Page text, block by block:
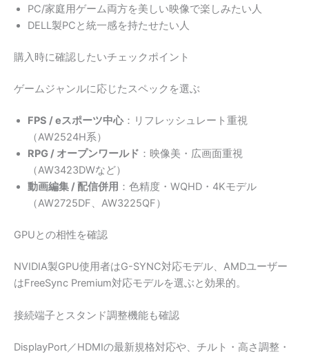
PC/家庭用ゲーム両方を美しい映像で楽しみたい人
DELL製PCと統一感を持たせたい人
購入時に確認したいチェックポイント
ゲームジャンルに応じたスペックを選ぶ
FPS / eスポーツ中心：リフレッシュレート重視
（AW2524H系）
RPG / オープンワールド ：映像美・広画面重視
（AW3423DWなど）
動画編集 / 配信併用 ：色精度・WQHD・4Kモデル
（AW2725DF、AW3225QF）
GPUとの相性を確認
NVIDIA製GPU使用者はG-SYNC対応モデル、AMDユーザー
はFreeSync Premium対応モデルを選ぶと効果的。
接続端子とスタンド調整機能も確認
DisplayPort／HDMIの最新規格対応や、チルト・高さ調整・